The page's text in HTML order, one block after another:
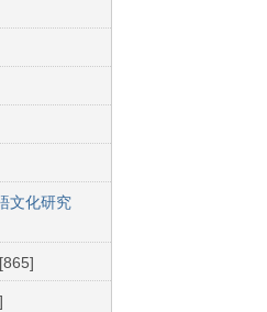
文化研究
[865]